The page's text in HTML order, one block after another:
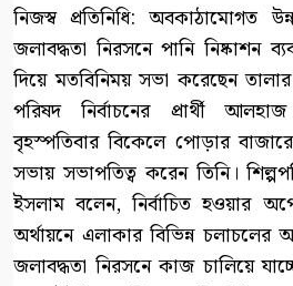
নিজস্ব প্রতিনিধি: অবকাঠামোগত
জলাবদ্ধতা নিরসনে পানি নিষ্কাশন
দিয়ে মতবিনিময় সভা করেছেন
পরিষদ নির্বাচনের প্রার্থী
বৃহস্পতিবার বিকেলে পোড়ার
সভায় সভাপতিত্ব করেন তিনি।
ইসলাম বলেন, নির্বাচিত হওয়ার
অর্থায়নে এলাকার বিভিন্ন
জলাবদ্ধতা নিরসনে কাজ চালিয়ে